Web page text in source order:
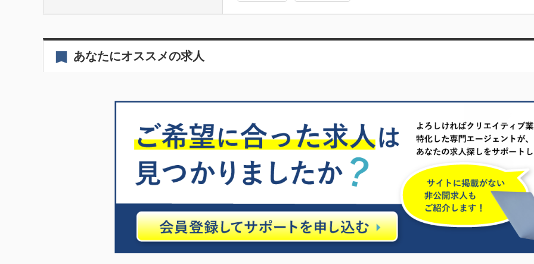
あなたにオススメの求人